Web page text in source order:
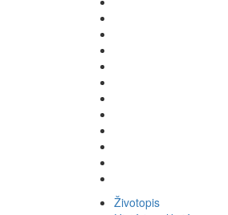
Životopis